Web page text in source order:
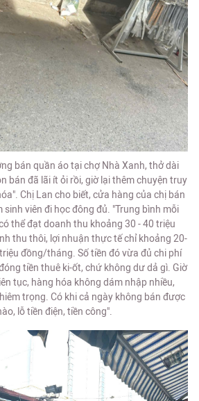
bán quần áo tại chợ Nhà Xanh, thở dài
bán đã lãi ít ỏi rồi, giờ lại thêm chuyện truy
Chị Lan cho biết, cửa hàng của chị bán
viên đi học đông đủ. "Trung bình mỗi
thể đạt doanh thu khoảng 30 - 40 triệu
thu thôi, lợi nhuận thực tế chỉ khoảng 20-
đồng/tháng. Số tiền đó vừa đủ chi phí
tiền thuê ki-ốt, chứ không dư dả gì. Giờ
tục, hàng hóa không dám nhập nhiều,
trọng. Có khi cả ngày không bán được
lỗ tiền điện, tiền công".